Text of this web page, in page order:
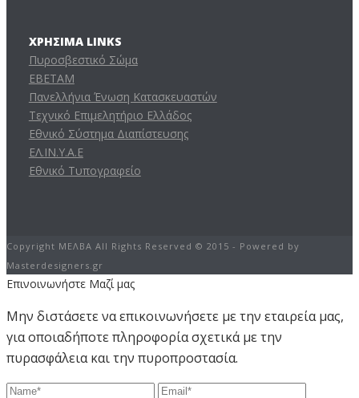
ΧΡΉΣΙΜΑ LINKS
Πυροσβεστικό Σώμα
ΕΒΕΤΑΜ
Πανελλήνια Ένωση Κατασκευαστών
Τεχνικό Επιμελητήριο Ελλάδος
Εθνικό Σύστημα Διαπίστευσης
ΕΛ.ΙΝ.Υ.Α.Ε
Εθνικό Τυπογραφείο
Copyright ΜΕΛΒΑ All Rights Reserved © 2015 - Powered by
Masterdesigners.gr
Επινοινωνήστε Μαζί μας
Μην διστάσετε να επικοινωνήσετε με την εταιρεία μας,
για οποιαδήποτε πληροφορία σχετικά με την
πυρασφάλεια και την πυροπροστασία.